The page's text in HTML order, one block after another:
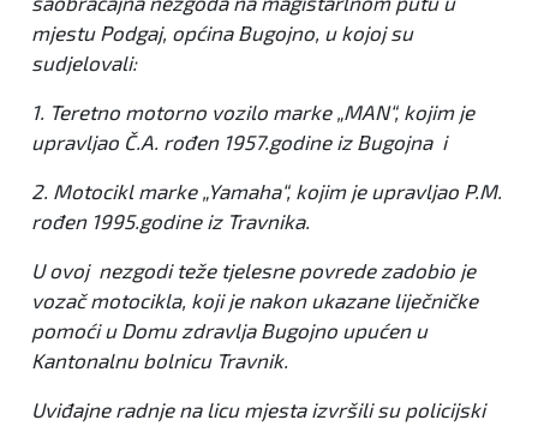
mjestu Podgaj, općina Bugojno, u kojoj su
sudjelovali:
1. Teretno motorno vozilo marke „MAN“, kojim je
upravljao Č.A. rođen 1957.godine iz Bugojna i
2. Motocikl marke „Yamaha“, kojim je upravljao P.M.
rođen 1995.godine iz Travnika.
U ovoj nezgodi teže tjelesne povrede zadobio je
vozač motocikla, koji je nakon ukazane liječničke
pomoći u Domu zdravlja Bugojno upućen u
Kantonalnu bolnicu Travnik.
Uviđajne radnje na licu mjesta izvršili su policijski